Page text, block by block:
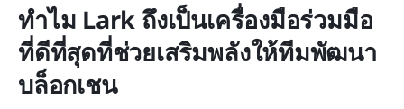
ทำไม Lark ถึงเป็นเครื่องมือร่วมมือ
ที่ดีที่สุดที่ช่วยเสริมพลังให้ทีมพัฒนา
บล็อกเชน